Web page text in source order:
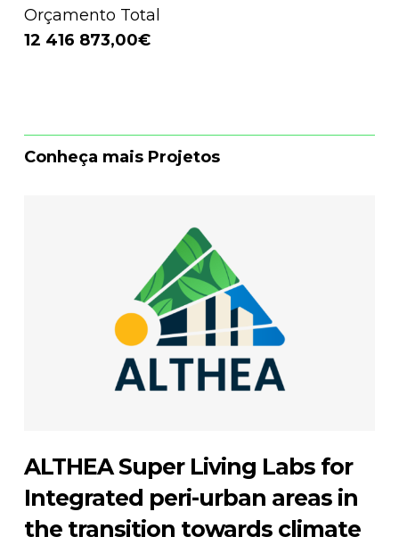
Orçamento Total
12 416 873,00€
Conheça mais Projetos
ALTHEA Super Living Labs for
Integrated peri-urban areas in
the transition towards climate